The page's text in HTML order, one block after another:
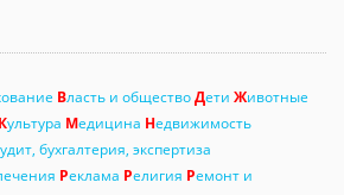
Власть и обществоДети Животные
Культура Медицина Недвижимость
бухгалтерия, экспертиза
Реклама Религия Ремонт и